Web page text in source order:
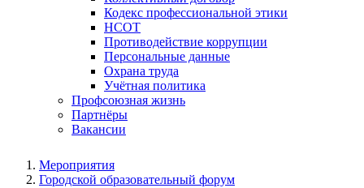
Кодекс профессиональной этики
НСОТ
Противодействие коррупции
Персональные данные
Охрана труда
Учётная политика
Профсоюзная жизнь
Партнёры
Вакансии
Мероприятия
Городской образовательный форум